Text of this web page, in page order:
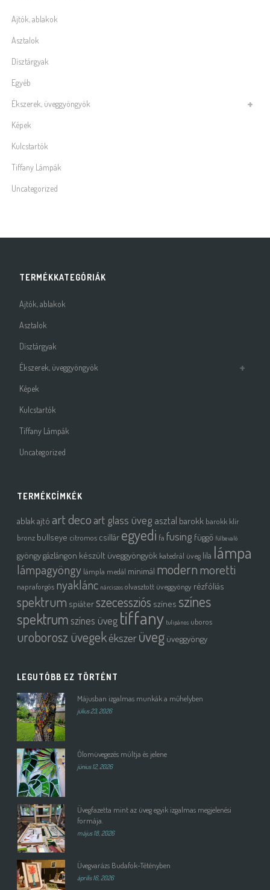
Ajtók, ablakok
Asztalok
Dísztárgyak
Egyéb
Ékszerek, üveggyöngyök
Képek
Kulcstartók
Tiffany Lámpák
Uncategorized
TERMÉKKATEGÓRIÁK
Ajtók, ablakok
Asztalok
Dísztárgyak
Ékszerek, üveggyöngyök
Képek
Kulcstartók
Tiffany Lámpák
Uncategorized
TERMÉKCÍMKÉK
ablak ajtó art deco art glass üvegasztal barokk barokk klír
bronz bullseye citromos csillár egyedi fa fusing függő fülbevaló
gyöngygázlángon készült üveggyöngyök katedrál üveg lila lámpa
lámpagyöngy lámpla medál minimál modernmoretti
napraforgós nyaklánc nárciszos olvasztott üveggyöngy rézfóliás
spektrum spiáterszecessziós színes színes
spektrumszínes üveg tiffany tulipános uboros
uroborosz üvegekékszerüveg üveggyöngy
LEGUTÓBB EZ TÖRTÉNT
Májusban izgalmas munkák a műhelyben
július 23, 2026
Ólomüvegezés múltja és jelene
június 12, 2026
Üvegfazetta mint az üveg egyik izgalmas megjelenési
formája.
május 18, 2026
Üvegvarázs Budafok-Tétényben
április 16, 2026